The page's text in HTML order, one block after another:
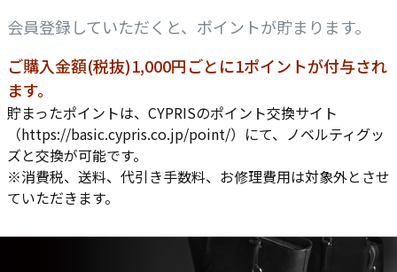
会員登録していただくと、ポイントが貯まります。
ご購入金額(税抜)1,000円ごとに1ポイントが付与され
ます。
貯まったポイントは、CYPRISのポイント交換サイト
（https://basic.cypris.co.jp/point/）にて、ノベルティグッ
ズと交換が可能です。
※消費税、送料、代引き手数料、お修理費用は対象外とさせ
ていただきます。